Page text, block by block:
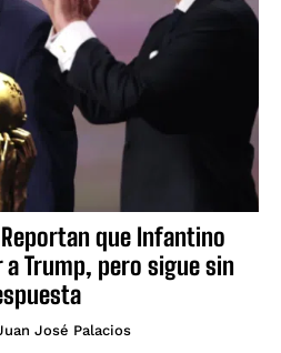
Reportan que Infantino
Trump, pero sigue sin
José Palacios